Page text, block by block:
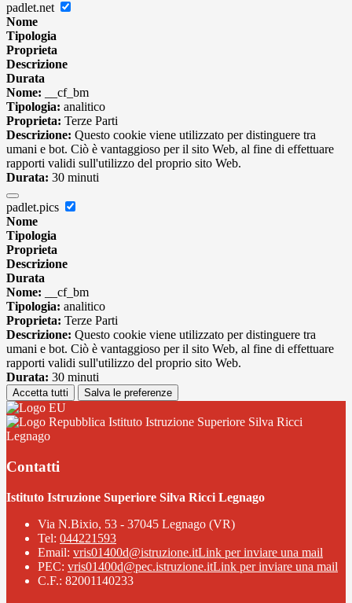
padlet.net
Nome
Tipologia
Proprieta
Descrizione
Durata
Nome: __cf_bm
Tipologia: analitico
Proprieta: Terze Parti
Descrizione: Questo cookie viene utilizzato per distinguere tra
umani e bot. Ciò è vantaggioso per il sito Web, al fine di effettuare
rapporti validi sull'utilizzo del proprio sito Web.
Durata: 30 minuti
padlet.pics
Nome
Tipologia
Proprieta
Descrizione
Durata
Nome: __cf_bm
Tipologia: analitico
Proprieta: Terze Parti
Descrizione: Questo cookie viene utilizzato per distinguere tra
umani e bot. Ciò è vantaggioso per il sito Web, al fine di effettuare
rapporti validi sull'utilizzo del proprio sito Web.
Durata: 30 minuti
Accetta tutti Salva le preferenze
Istituto Istruzione Superiore Silva Ricci
Legnago
Contatti
Istituto Istruzione Superiore Silva Ricci Legnago
Via N.Bixio, 53 - 37045 Legnago (VR)
Tel: 044221593
Email: vris01400d@istruzione.itLink per inviare una mail
PEC: vris01400d@pec.istruzione.itLink per inviare una mail
C.F.: 82001140233